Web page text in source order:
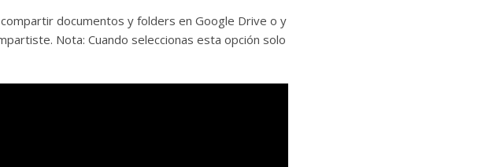
documentos y folders en Google Drive o y
Nota: Cuando seleccionas esta opción solo